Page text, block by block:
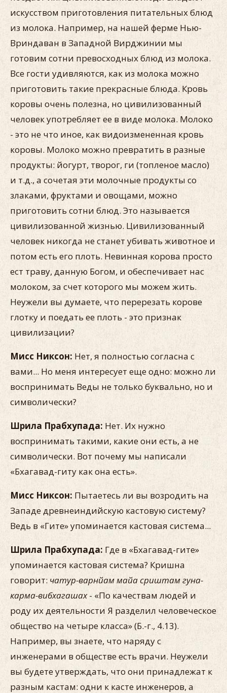
искусством приготовления питательных блюд
из молока. Например, на нашей ферме Нью-
Вриндаван в Западной Вирджинии мы
готовим сотни превосходных блюд из молока.
Все гости удивляются, как из молока можно
приготовить такие прекрасные блюда. Кровь
коровы очень полезна, но цивилизованный
человек употребляет ее в виде молока. Молоко
- это не что иное, как видоизмененная кровь
коровы. Молоко можно превратить в разные
продукты: йогурт, творог, ги (топленое масло)
и т.д., а сочетая эти молочные продукты со
злаками, фруктами и овощами, можно
приготовить сотни блюд. Это называется
цивилизованной жизнью. Цивилизованный
человек никогда не станет убивать животное и
потом есть его плоть. Невинная корова просто
ест траву, данную Богом, и обеспечивает нас
молоком, за счет которого мы можем жить.
Неужели вы думаете, что перерезать корове
глотку и поедать ее плоть - это признак
цивилизации?
Мисс Никсон: Нет, я полностью согласна с
вами... Но меня интересует еще одно: можно ли
воспринимать Веды не только буквально, но и
символически?
Шрила Прабхупада: Нет. Их нужно
воспринимать такими, какие они есть, а не
символически. Вот почему мы написали
«Бхагавад-гиту как она есть».
Мисс Никсон: Пытаетесь ли вы возродить на
Западе древнеиндийскую кастовую систему?
Ведь в «Гите» упоминается кастовая система...
Шрила Прабхупада: Где в «Бхагавад-гите»
упоминается кастовая система? Кришна
говорит: чатур-варнйам майа сриштам гуна-
карма-вибхагашах- «По качествам людей и
роду их деятельности Я разделил человеческое
общество на четыре класса» (Б.-г., 4.13).
Например, вы знаете, что наряду с
инженерами в обществе есть врачи. Неужели
вы будете утверждать, что они принадлежат к
разным кастам: одни к касте инженеров, а